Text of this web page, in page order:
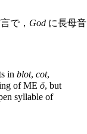
で， God に長母音
in blot, cot,
of ME ŏ, but
syllable of